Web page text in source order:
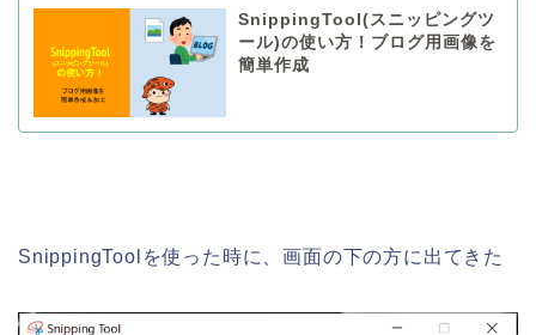
SnippingTool(スニッピングツ
ール)の使い方！ブログ用画像を
簡単作成
SnippingToolを使った時に、画面の下の方に出てきた